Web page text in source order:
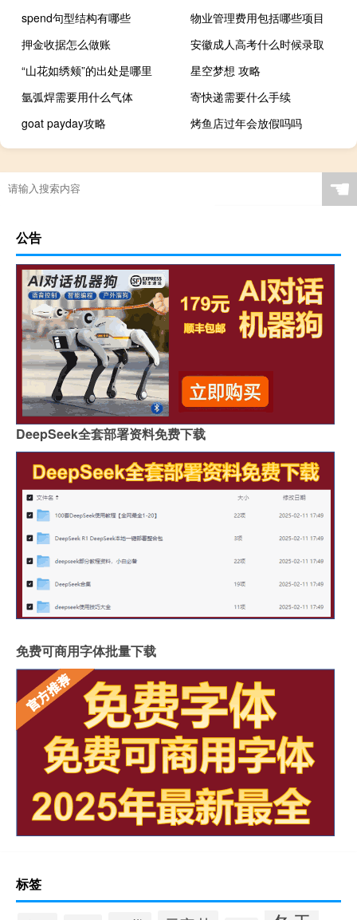
spend句型结构有哪些
物业管理费用包括哪些项目
押金收据怎么做账
安徽成人高考什么时候录取
“山花如绣颊”的出处是哪里
星空梦想 攻略
氩弧焊需要用什么气体
寄快递需要什么手续
goat payday攻略
烤鱼店过年会放假吗吗
☚
公告
DeepSeek全套部署资料免费下载
免费可商用字体批量下载
标签